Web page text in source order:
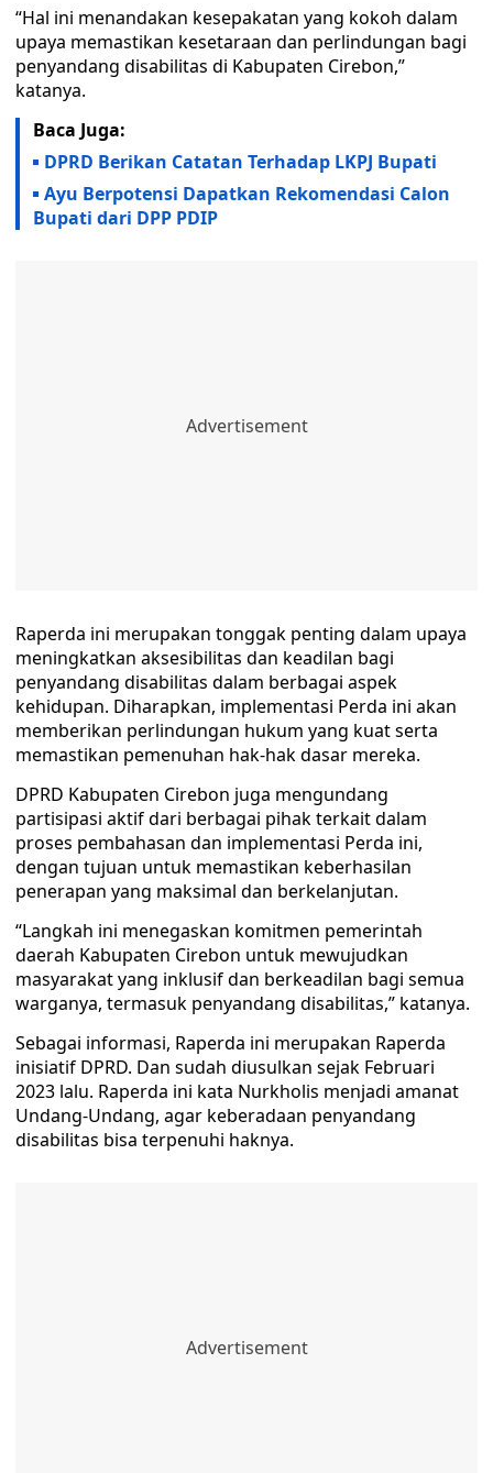
“Hal ini menandakan kesepakatan yang kokoh dalam
upaya memastikan kesetaraan dan perlindungan bagi
penyandang disabilitas di Kabupaten Cirebon,”
katanya.
Baca Juga:
DPRD Berikan Catatan Terhadap LKPJ Bupati
Ayu Berpotensi Dapatkan Rekomendasi Calon
Bupati dari DPP PDIP
Raperda ini merupakan tonggak penting dalam upaya
meningkatkan aksesibilitas dan keadilan bagi
penyandang disabilitas dalam berbagai aspek
kehidupan. Diharapkan, implementasi Perda ini akan
memberikan perlindungan hukum yang kuat serta
memastikan pemenuhan hak-hak dasar mereka.
DPRD Kabupaten Cirebon juga mengundang
partisipasi aktif dari berbagai pihak terkait dalam
proses pembahasan dan implementasi Perda ini,
dengan tujuan untuk memastikan keberhasilan
penerapan yang maksimal dan berkelanjutan.
“Langkah ini menegaskan komitmen pemerintah
daerah Kabupaten Cirebon untuk mewujudkan
masyarakat yang inklusif dan berkeadilan bagi semua
warganya, termasuk penyandang disabilitas,” katanya.
Sebagai informasi, Raperda ini merupakan Raperda
inisiatif DPRD. Dan sudah diusulkan sejak Februari
2023 lalu. Raperda ini kata Nurkholis menjadi amanat
Undang-Undang, agar keberadaan penyandang
disabilitas bisa terpenuhi haknya.